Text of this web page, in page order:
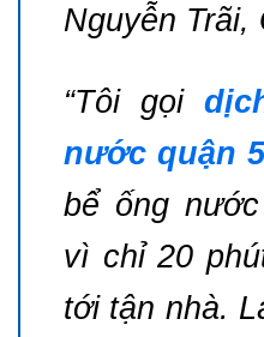
Nguyễn Trãi,
“Tôi gọi
nước quận 5
bể ống
vì chỉ 20
tới tận nhà.